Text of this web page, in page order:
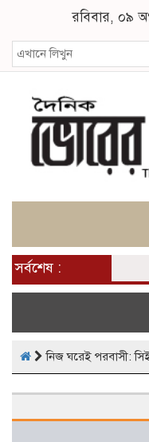
রবিবার, ০৯
সর্বশেষ :
নিজ ঘরেই পরবাসী: